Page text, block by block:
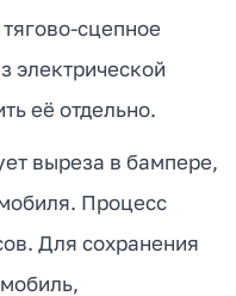
сцепное
электрической
её отдельно.
выреза в бампере,
Процесс
Для сохранения